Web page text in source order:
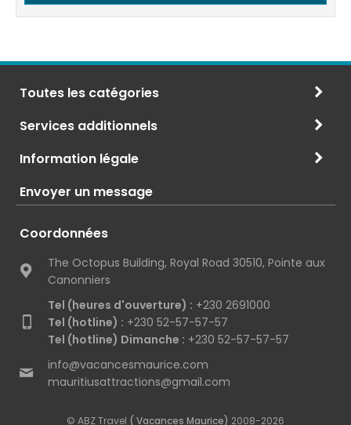
Toutes les catégories
Services additionnels
Information légale
Envoyer un message
Coordonnées
The Octopus Building, Royal Road 30510, Pointe aux
Canonniers
Tel (heures d'ouverture) : +230 2691000
Tel (hotline) : +230 52-57-57-57
Tel (hotline) Dimanche : +230 52-57-57-57
info@vacancesmaurice.com
mauritiusattractions@gmail.com
© ABZ Travel ( Vacances Maurice) 2008-2026